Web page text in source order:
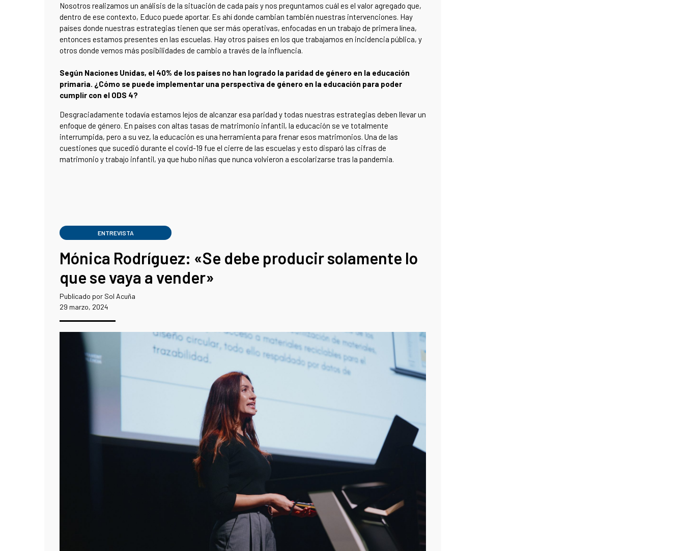
Nosotros realizamos un análisis de la situación de cada país y nos preguntamos cuál es el valor agregado que,
dentro de ese contexto, Educo puede aportar. Es ahí donde cambian también nuestras intervenciones. Hay
países donde nuestras estrategias tienen que ser más operativas, enfocadas en un trabajo de primera línea,
entonces estamos presentes en las escuelas. Hay otros países en los que trabajamos en incidencia pública, y
otros donde vemos más posibilidades de cambio a través de la influencia.
Según Naciones Unidas, el 40% de los países no han logrado la paridad de género en la educación
primaria. ¿Cómo se puede implementar una perspectiva de género en la educación para poder
cumplir con el ODS 4?
Desgraciadamente todavía estamos lejos de alcanzar esa paridad y todas nuestras estrategias deben llevar un
enfoque de género. En países con altas tasas de matrimonio infantil, la educación se ve totalmente
interrumpida, pero a su vez, la educación es una herramienta para frenar esos matrimonios. Una de las
cuestiones que sucedió durante el covid-19 fue el cierre de las escuelas y esto disparó las cifras de
matrimonio y trabajo infantil, ya que hubo niñas que nunca volvieron a escolarizarse tras la pandemia.
ENTREVISTA
Mónica Rodríguez: «Se debe producir solamente lo
que se vaya a vender»
Publicado por Sol Acuña
29 marzo, 2024